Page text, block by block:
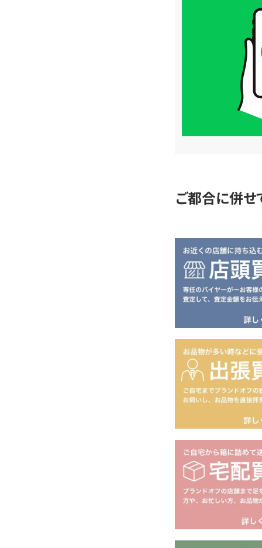
ご都合に併せ